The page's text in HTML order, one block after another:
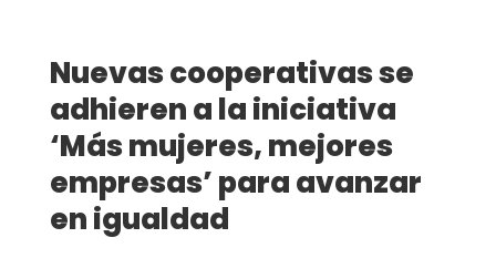
Nuevas cooperativas se
adhieren a la iniciativa
‘Más mujeres, mejores
empresas’ para avanzar
en igualdad